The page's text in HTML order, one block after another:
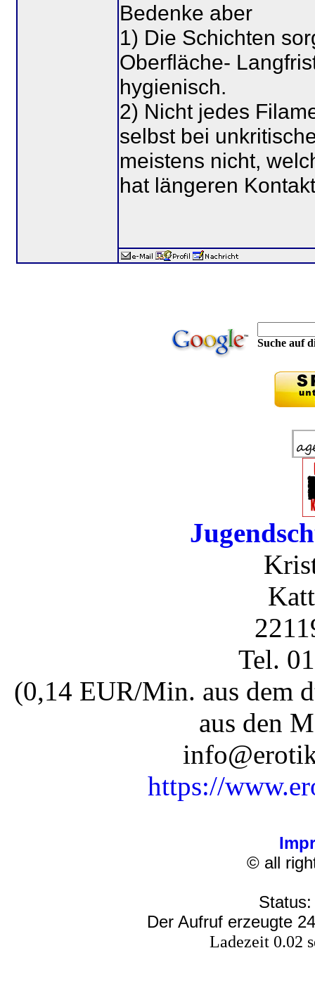
Bedenke aber
1) Die Schichten
Oberfläche-
hygienisch.
2) Nicht jedes
selbst bei
meistens nicht,
hat längeren
Suche auf
Tel.
(0,14 EUR/Min. aus dem
aus den
https://
© all
Der Aufruf erzeugte
Ladezeit 0.02